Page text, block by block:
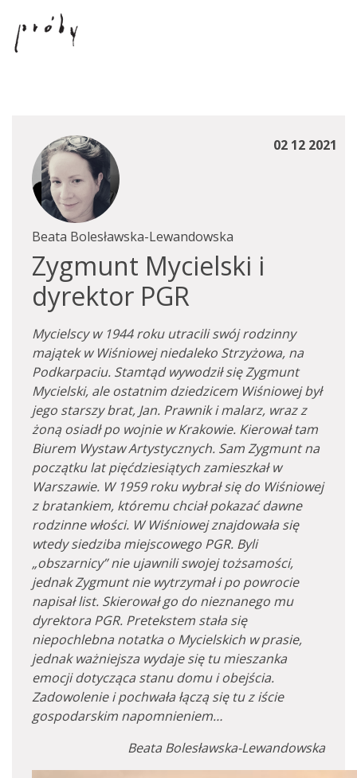
02 12 2021
Beata Bolesławska-Lewandowska
Zygmunt Mycielski i
dyrektor PGR
Mycielscy w 1944 roku utracili swój rodzinny
majątek w Wiśniowej niedaleko Strzyżowa, na
Podkarpaciu. Stamtąd wywodził się Zygmunt
Mycielski, ale ostatnim dziedzicem Wiśniowej był
jego starszy brat, Jan. Prawnik i malarz, wraz z
żoną osiadł po wojnie w Krakowie. Kierował tam
Biurem Wystaw Artystycznych. Sam Zygmunt na
początku lat pięćdziesiątych zamieszkał w
Warszawie. W 1959 roku wybrał się do Wiśniowej
z bratankiem, któremu chciał pokazać dawne
rodzinne włości. W Wiśniowej znajdowała się
wtedy siedziba miejscowego PGR. Byli
„obszarnicy” nie ujawnili swojej tożsamości,
jednak Zygmunt nie wytrzymał i po powrocie
napisał list. Skierował go do nieznanego mu
dyrektora PGR. Pretekstem stała się
niepochlebna notatka o Mycielskich w prasie,
jednak ważniejsza wydaje się tu mieszanka
emocji dotycząca stanu domu i obejścia.
Zadowolenie i pochwała łączą się tu z iście
gospodarskim napomnieniem…
Beata Bolesławska-Lewandowska